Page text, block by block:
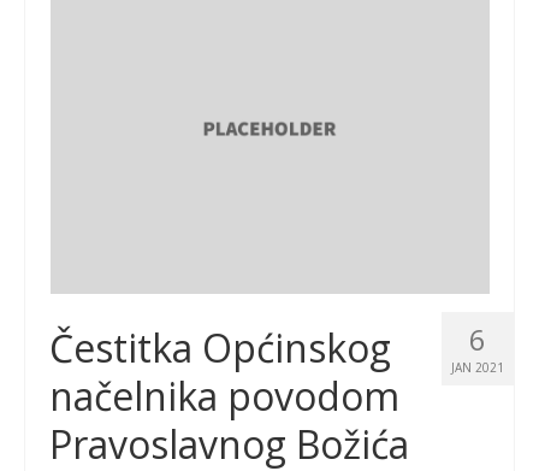
6
JAN 2021
Čestitka Općinskog
načelnika povodom
Pravoslavnog Božića